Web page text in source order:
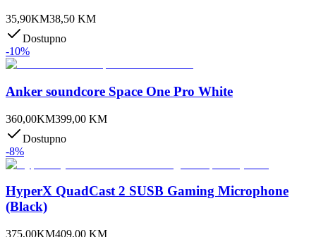
35,90KM38,50 KM
Dostupno
-10%
Anker soundcore Space One Pro White
360,00KM399,00 KM
Dostupno
-8%
HyperX QuadCast 2 SUSB Gaming Microphone
(Black)
375,00KM409,00 KM